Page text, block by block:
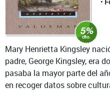
Mary Henrietta Kingsley
padre, George Kingsley, era
pasaba la mayor parte del
en recoger datos sobre